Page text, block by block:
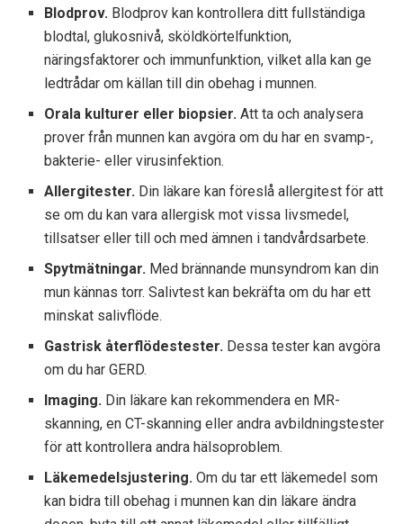
Blodprov. Blodprov kan kontrollera ditt fullständiga
blodtal, glukosnivå, sköldkörtelfunktion,
näringsfaktorer och immunfunktion, vilket alla kan ge
ledtrådar om källan till din obehag i munnen.
Orala kulturer eller biopsier. Att ta och analysera
prover från munnen kan avgöra om du har en svamp-,
bakterie- eller virusinfektion.
Allergitester. Din läkare kan föreslå allergitest för att
se om du kan vara allergisk mot vissa livsmedel,
tillsatser eller till och med ämnen i tandvårdsarbete.
Spytmätningar. Med brännande munsyndrom kan din
mun kännas torr. Salivtest kan bekräfta om du har ett
minskat salivflöde.
Gastrisk återflödestester. Dessa tester kan avgöra
om du har GERD.
Imaging. Din läkare kan rekommendera en MR-
skanning, en CT-skanning eller andra avbildningstester
för att kontrollera andra hälsoproblem.
Läkemedelsjustering. Om du tar ett läkemedel som
kan bidra till obehag i munnen kan din läkare ändra